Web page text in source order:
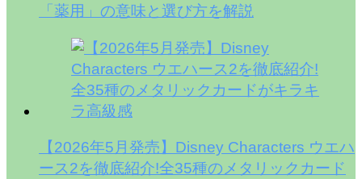
「薬用」の意味と選び方を解説
【2026年5月発売】Disney Characters ウエハ
ース2を徹底紹介!全35種のメタリックカード